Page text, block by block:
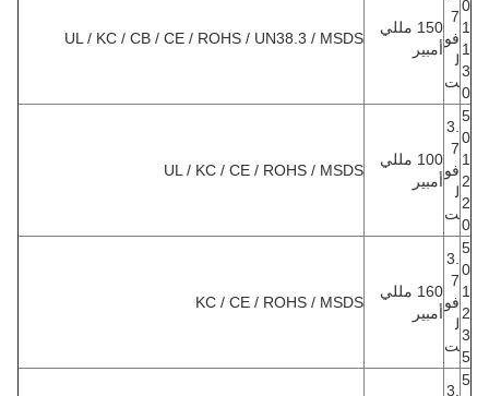
0
1
1
3
0
7
فو
ل
ت
150 مللي
أمبير
UL / KC / CB / CE / ROHS / UN38.3 / MSDS
5
0
1
2
2
0
3.
7
فو
ل
ت
100 مللي
أمبير
UL / KC / CE / ROHS / MSDS
5
0
1
2
3
5
3.
7
فو
ل
ت
160 مللي
أمبير
KC / CE / ROHS / MSDS
5
3.